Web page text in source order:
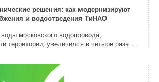
решения: как модернизируют
и водоотведения ТиНАО
московского водопровода,
территории, увеличился в четыре раза ...